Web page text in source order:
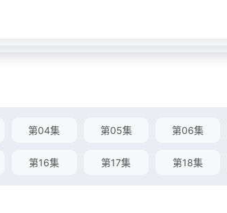
第04集 第05集 第06集
第16集 第17集 第18集